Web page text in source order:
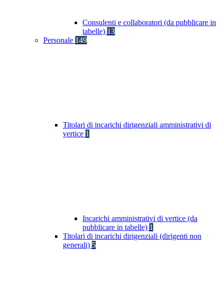
Consulenti e collaboratori (da pubblicare in
tabelle) 13
Personale 149
Titolari di incarichi dirigenziali amministrativi di
vertice 1
Incarichi amministrativi di vertice (da
pubblicare in tabelle) 1
Titolari di incarichi dirigenziali (dirigenti non
generali) 5